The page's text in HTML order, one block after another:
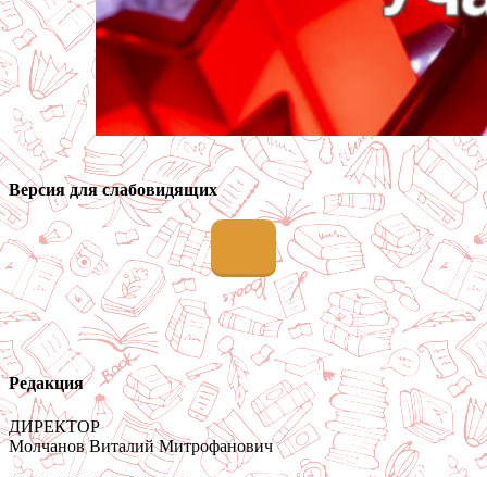
Версия для слабовидящих
Редакция
ДИРЕКТОР
Молчанов Виталий Митрофанович